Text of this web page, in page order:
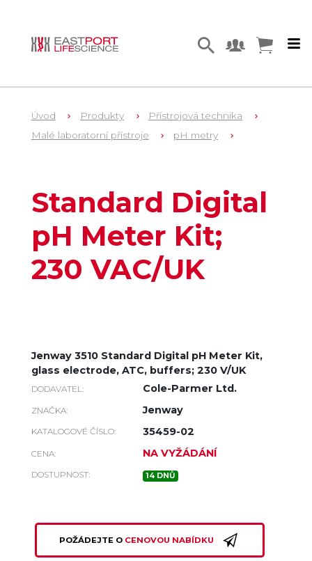
Úvod Produkty
Přístrojová technika
Malé laboratorní přístroje
pH metry
Standard Digital
pH Meter Kit;
230 VAC/UK
Jenway 3510 Standard Digital pH Meter Kit,
glass electrode, ATC, buffers; 230 V/UK
DODAVATEL: Cole-Parmer Ltd.
ZNAČKA: Jenway
KATALOGOVÉ ČÍSLO: 35459-02
CENA: NA VYŽÁDÁNÍ
DOSTUPNOST: 14 DNŮ
POŽÁDEJTE O CENOVOU NABÍDKU